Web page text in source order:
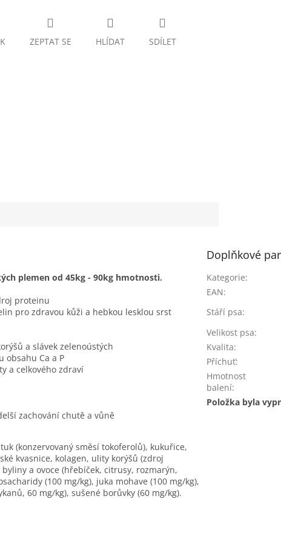
ZEPTAT SE HLÍDAT SDÍLET
plemen od 45kg - 90kg hmotnosti.
proteinu
pro zdravou kůži a hebkou lesklou srst
a slávek zelenoústých
obsahu Ca a P
a celkového zdraví
zachování chutě a vůně
(konzervovaný směsí tokoferolů), kukuřice,
kvasnice, kolagen, ulity korýšů (zdroj
a ovoce (hřebíček, citrusy, rozmarýn,
(100 mg/kg), juka mohave (100 mg/kg),
60 mg/kg), sušené borůvky (60 mg/kg).
Doplňkové
Kategorie:
EAN:
Stáří psa:
Velikost psa:
Kvalita:
Příchuť:
Hmotnost
balení:
Položka byla